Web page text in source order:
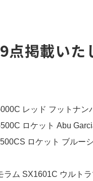
点掲載い
レッド フットナ
ロケット Abu
ロケット ブルー
ム SX1601C ウルト